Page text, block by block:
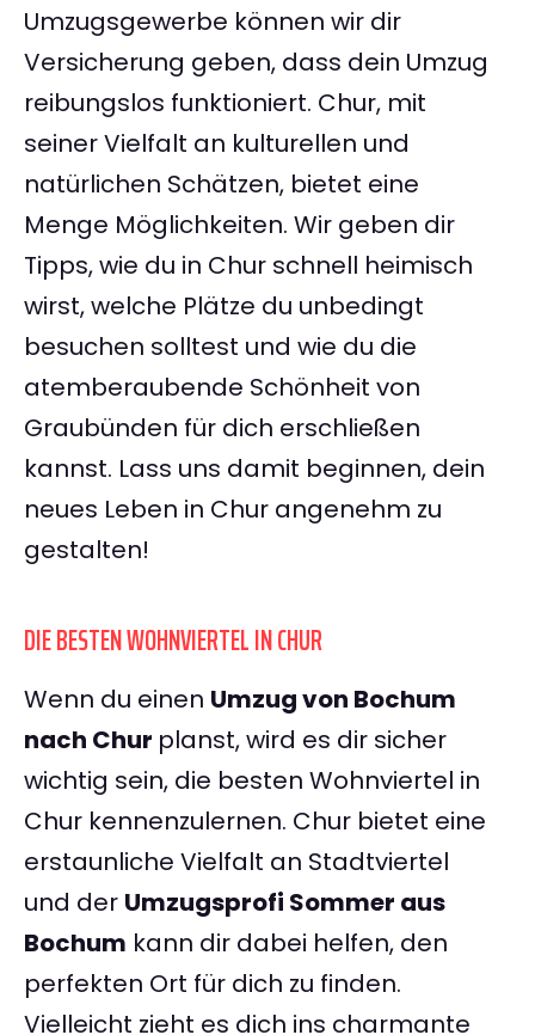
Umzugsgewerbe können wir dir
Versicherung geben, dass dein Umzug
reibungslos funktioniert. Chur, mit
seiner Vielfalt an kulturellen und
natürlichen Schätzen, bietet eine
Menge Möglichkeiten. Wir geben dir
Tipps, wie du in Chur schnell heimisch
wirst, welche Plätze du unbedingt
besuchen solltest und wie du die
atemberaubende Schönheit von
Graubünden für dich erschließen
kannst. Lass uns damit beginnen, dein
neues Leben in Chur angenehm zu
gestalten!
DIE BESTEN WOHNVIERTEL IN CHUR
Wenn du einen Umzug von Bochum
nach Chur planst, wird es dir sicher
wichtig sein, die besten Wohnviertel in
Chur kennenzulernen. Chur bietet eine
erstaunliche Vielfalt an Stadtviertel
und der Umzugsprofi Sommer aus
Bochum kann dir dabei helfen, den
perfekten Ort für dich zu finden.
Vielleicht zieht es dich ins charmante